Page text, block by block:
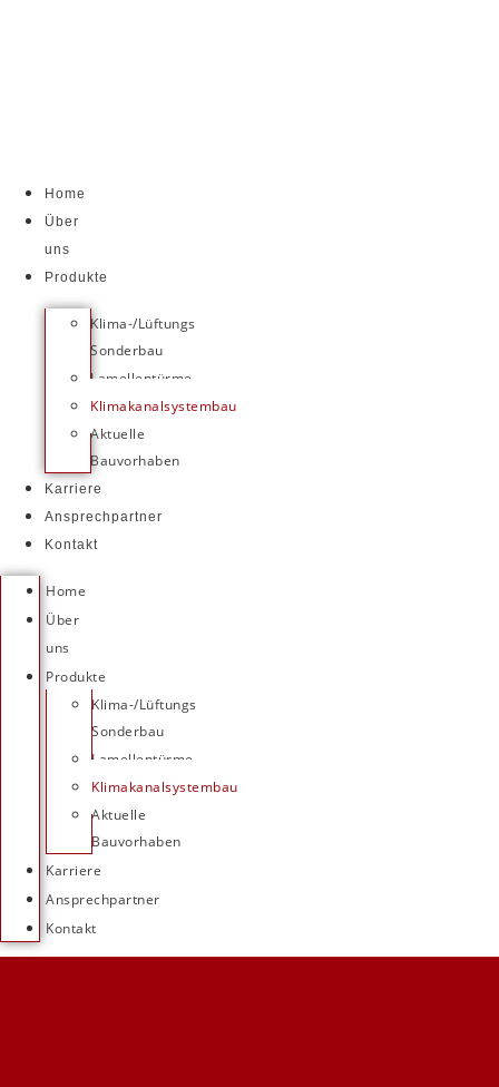
Home
Über
uns
Produkte
Klima-/Lüftungs
Sonderbau
Lamellentürme
Klimakanalsystembau
Aktuelle
Bauvorhaben
Karriere
Ansprechpartner
Kontakt
Home
Über
uns
Produkte
Klima-/Lüftungs
Sonderbau
Lamellentürme
Klimakanalsystembau
Aktuelle
Bauvorhaben
Karriere
Ansprechpartner
Kontakt